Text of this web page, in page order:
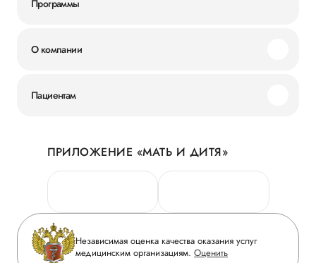
Программы
О компании
Новости
Руководство
Сотрудничество
Инвесторам
Журнал «Мать и дитя»
Пациентам
Личный кабинет
Персональные данные
Горячая линия качества
Вопрос-ответ
Приложение пациента
ПРИЛОЖЕНИЕ «МАТЬ И ДИТЯ»
Независимая оценка качества оказания услуг
медицинским организациям. Оценить